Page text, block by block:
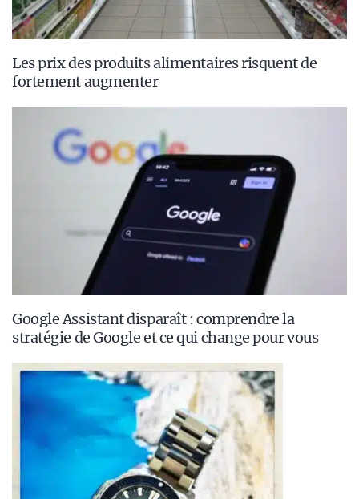
Les prix des produits alimentaires risquent de
fortement augmenter
Google Assistant disparaît : comprendre la
stratégie de Google et ce qui change pour vous